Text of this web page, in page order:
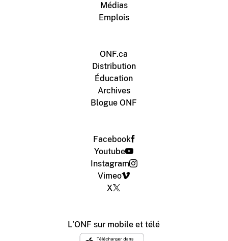
Médias
Emplois
ONF.ca
Distribution
Éducation
Archives
Blogue ONF
Facebook
Youtube
Instagram
Vimeo
X
L'ONF sur mobile et télé